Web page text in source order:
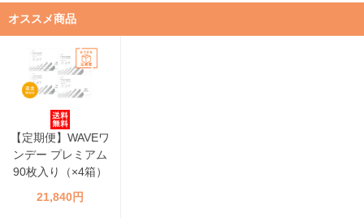
オススメ商品
【定期便】WAVEワ
ンデー プレミアム
90枚入り（×4箱）
21,840円